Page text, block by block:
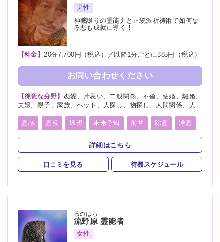
男性
神職譲りの霊能力と正統派祈祷術で如何な
る恋も成就に導く！
【料金】20分7,700円（税込）／以降1分ごとに385円（税込）
お問い合わせください
【得意な分野】 恋愛、片思い、二股関係、不倫、結婚、離婚、
夫婦、親子、家族、ペット、人探し、物探し、人間関係、人生
運、仕事、引越し、開運、故人、教育、過去、総合運、心霊相
談
霊感 霊視 透視 未来予知 前世 除霊 浄霊
祈願 祈祷 写真供養 人形供養 魂入 魂抜
霊符
詳細はこちら
口コミを見る 待機スケジュール
流野原
るのはら
霊能者
女性